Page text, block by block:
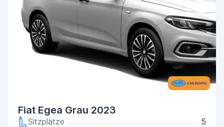
Fiat Egea Grau 2023
Sitzplätze
5